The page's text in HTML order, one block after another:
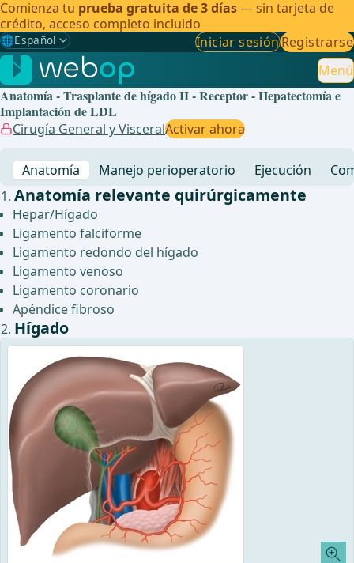
Comienza tu prueba gratuita de 3 días— sin tarjeta de
crédito, acceso completo incluido
🌐Español
Gewählte Sprache: Español
🇩🇪 Alemán
🇬🇧Inglés
🇪🇸Español ✓
🇧🇷Brasileño
Iniciar sesiónRegistrarse
Menú
Anatomía - Trasplante de hígado II - Receptor - Hepatectomía e
Implantación de LDL
Cirugía General y VisceralActivar ahora
Anatomía Manejo perioperatorio Ejecución
Anatomía relevante quirúrgicamente
Hepar/Hígado
Ligamento falciforme
Ligamento redondo del hígado
Ligamento venoso
Ligamento coronario
Apéndice fibroso
Hígado